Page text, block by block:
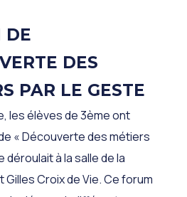
DE
DES
PAR LE GESTE
les élèves de 3èmeont
« Découverte des métiers
déroulait à la salle de la
Croix de Vie. Ce forum